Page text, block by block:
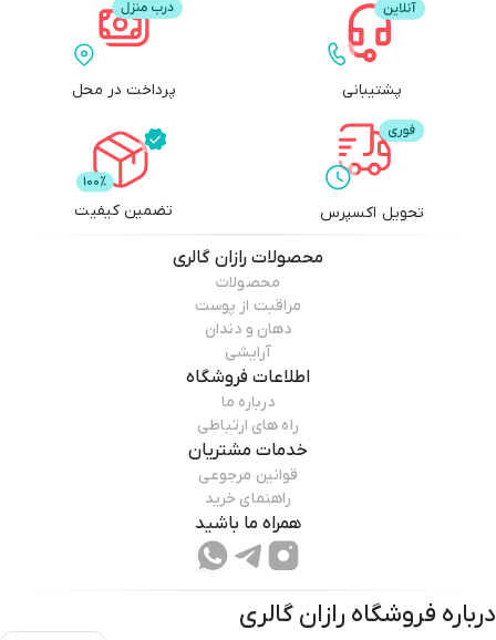
پشتیبانی پرداخت در محل
تحویل اکسپرس تضمین کیفیت
محصولات رازان گالری
محصولات
مراقبت از پوست
دهان و دندان
آرایشی
اطلاعات فروشگاه
درباره ما
راه های ارتباطی
خدمات مشتریان
قوانین مرجوعی
راهنمای خرید
همراه ما باشید
درباره فروشگاه رازان گالری